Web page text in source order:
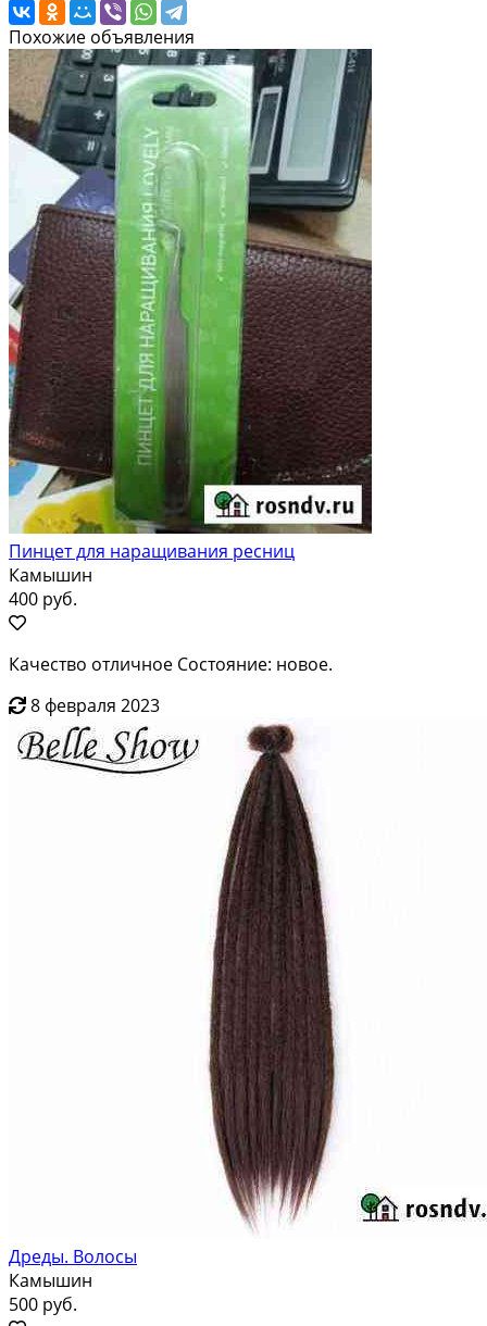
Похожие объявления
Пинцет для наращивания ресниц
Камышин
400 руб.
Качество отличное Состояние: новое.
8 февраля 2023
Дреды. Волосы
Камышин
500 руб.